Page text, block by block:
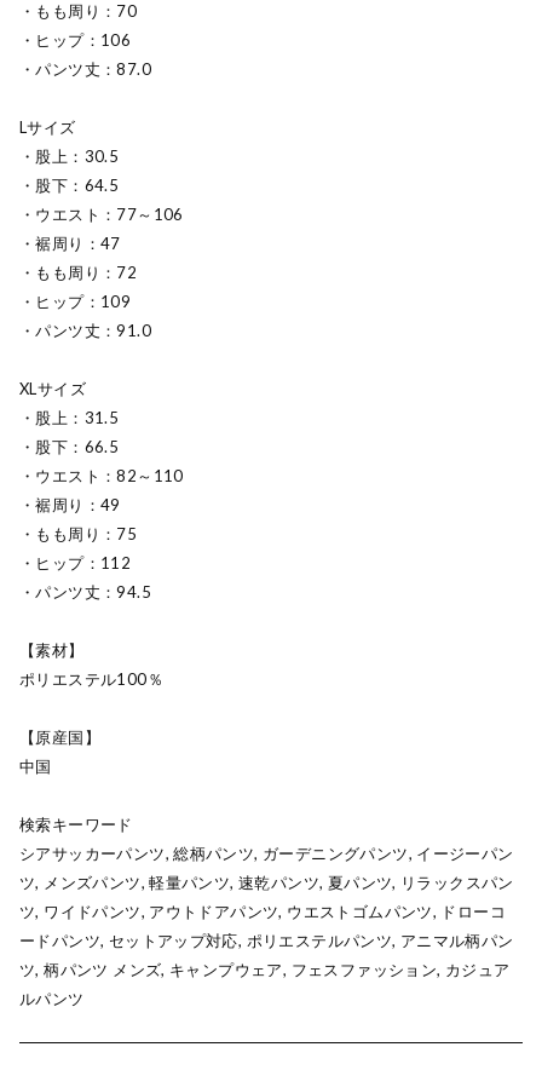
・もも周り：70
・ヒップ：106
・パンツ丈：87.0
Lサイズ
・股上：30.5
・股下：64.5
・ウエスト：77～106
・裾周り：47
・もも周り：72
・ヒップ：109
・パンツ丈：91.0
XLサイズ
・股上：31.5
・股下：66.5
・ウエスト：82～110
・裾周り：49
・もも周り：75
・ヒップ：112
・パンツ丈：94.5
【素材】
ポリエステル100％
【原産国】
中国
検索キーワード
シアサッカーパンツ, 総柄パンツ, ガーデニングパンツ, イージーパン
ツ, メンズパンツ, 軽量パンツ, 速乾パンツ, 夏パンツ, リラックスパン
ツ, ワイドパンツ, アウトドアパンツ, ウエストゴムパンツ, ドローコ
ードパンツ, セットアップ対応, ポリエステルパンツ, アニマル柄パン
ツ, 柄パンツ メンズ, キャンプウェア, フェスファッション, カジュア
ルパンツ